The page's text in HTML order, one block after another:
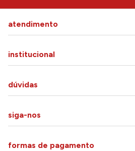
atendimento
institucional
dúvidas
siga-nos
formas de pagamento